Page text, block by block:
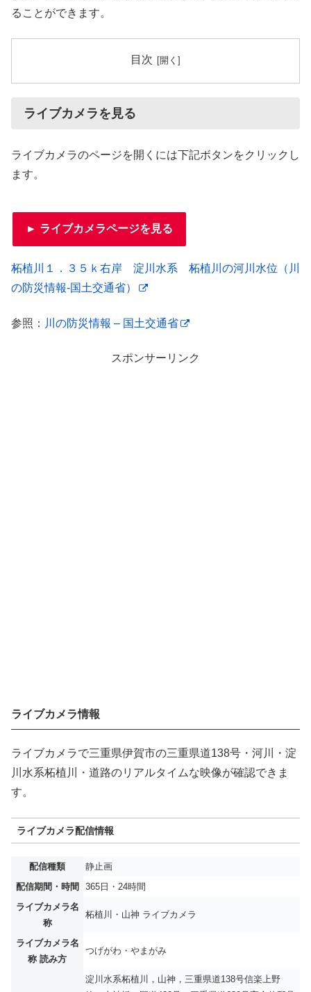
ることができます。
目次
ライブカメラを見る
ライブカメラのページを開くには下記ボタンをクリックし
ます。
► ライブカメラページを見る
柘植川１．３５ｋ右岸 淀川水系 柘植川の河川水位（川
の防災情報-国土交通省）
参照： 川の防災情報 – 国土交通省
スポンサーリンク
ライブカメラ情報
ライブカメラで三重県伊賀市の三重県道138号・河川・淀
川水系柘植川・道路のリアルタイムな映像が確認できま
す。
ライブカメラ配信情報
配信種類
静止画
配信期間・時間
365日・24時間
ライブカメラ名
称
柘植川・山神 ライブカメラ
ライブカメラ名
称 読み方
つげがわ・やまがみ
淀川水系柘植川，山神，三重県道138号信楽上野